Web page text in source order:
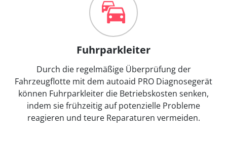
Fuhrparkleiter
Durch die regelmäßige Überprüfung der
Fahrzeugflotte mit dem autoaid PRO Diagnosegerät
können Fuhrparkleiter die Betriebskosten senken,
indem sie frühzeitig auf potenzielle Probleme
reagieren und teure Reparaturen vermeiden.